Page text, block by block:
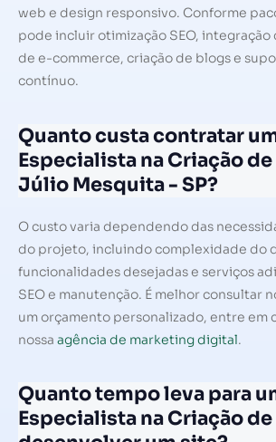
web e design responsivo. Conforme
pode incluir otimização SEO, integração
de e-commerce, criação de blogs e
contínuo.
Quanto custa contratar
Especialista na Criação
Júlio Mesquita - SP?
O custo varia dependendo das
do projeto, incluindo complexidade do
funcionalidades desejadas e serviços
SEO e manutenção. É melhor consultar
um orçamento personalizado, entre em
nossa agência de marketing digital.
Quanto tempo leva para
Especialista na Criação